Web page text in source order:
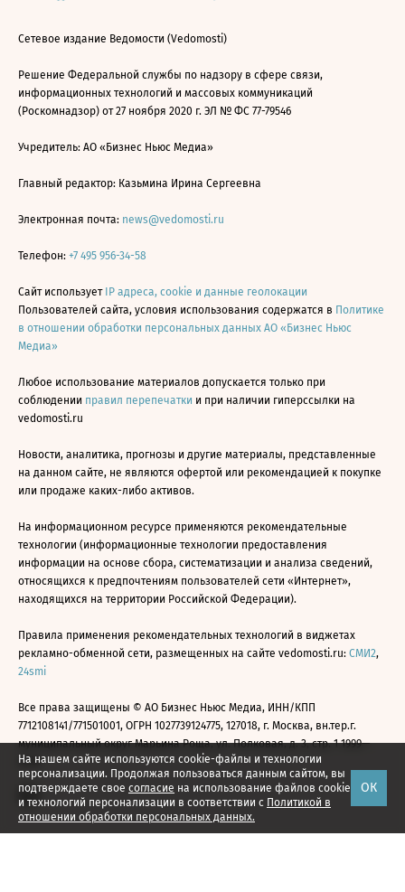
На нашем сайте используются cookie-файлы и технологии
персонализации. Продолжая пользоваться данным сайтом, вы
подтверждаете свое согласие на использование файлов cookie
и технологий персонализации в соответствии с Политикой в
отношении обработки персональных данных.
ОК
Сетевое издание Ведомости (Vedomosti)
Решение Федеральной службы по надзору в сфере связи,
информационных технологий и массовых коммуникаций
(Роскомнадзор) от 27 ноября 2020 г. ЭЛ № ФС 77-79546
Учредитель: АО «Бизнес Ньюс Медиа»
Главный редактор: Казьмина Ирина Сергеевна
Электронная почта: news@vedomosti.ru
Телефон: +7 495 956-34-58
Сайт использует IP адреса, cookie и данные геолокации
Пользователей сайта, условия использования содержатся в Политике
в отношении обработки персональных данных АО «Бизнес Ньюс
Медиа»
Любое использование материалов допускается только при
соблюдении правил перепечатки и при наличии гиперссылки на
vedomosti.ru
Новости, аналитика, прогнозы и другие материалы, представленные
на данном сайте, не являются офертой или рекомендацией к покупке
или продаже каких-либо активов.
На информационном ресурсе применяются рекомендательные
технологии (информационные технологии предоставления
информации на основе сбора, систематизации и анализа сведений,
относящихся к предпочтениям пользователей сети «Интернет»,
находящихся на территории Российской Федерации).
Правила применения рекомендательных технологий в виджетах
рекламно-обменной сети, размещенных на сайте vedomosti.ru: СМИ2,
24smi
Все права защищены © АО Бизнес Ньюс Медиа, ИНН/КПП
7712108141/771501001, ОГРН 1027739124775, 127018, г. Москва, вн.тер.г.
муниципальный округ Марьина Роща, ул. Полковая, д. 3, стр. 1 1999—
2026